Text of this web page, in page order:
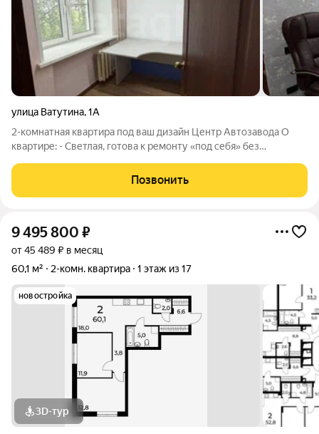
улица Ватутина,1А
2-комнатная квартира под ваш дизайн Центр Автозавода О
квартире: - Светлая, готова к ремонту «под себя» без
шумоизоляцией. - Новые стеклопакеты по всей квартире. -
Одна мини-комната полностью
Позвонить
9 495 800 ₽
от 45 489 ₽ в месяц
60,1 м²
2-комн. квартира 1 этаж из 17
новостройка
3D-тур